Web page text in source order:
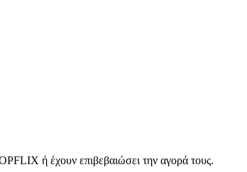
ή έχουν επιβεβαιώσει την αγορά τους.